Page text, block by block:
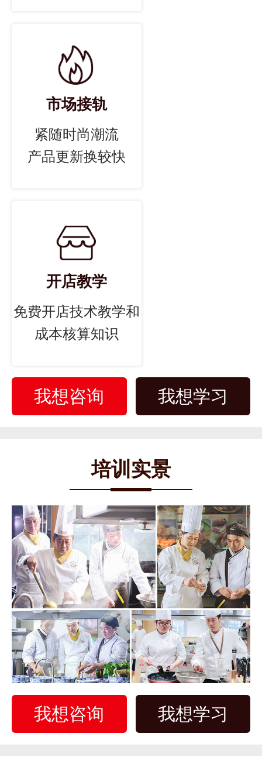
市场接轨
紧随时尚潮流
产品更新换较快
开店教学
免费开店技术教学和
成本核算知识
我想咨询 我想学习
培训实景
我想咨询 我想学习